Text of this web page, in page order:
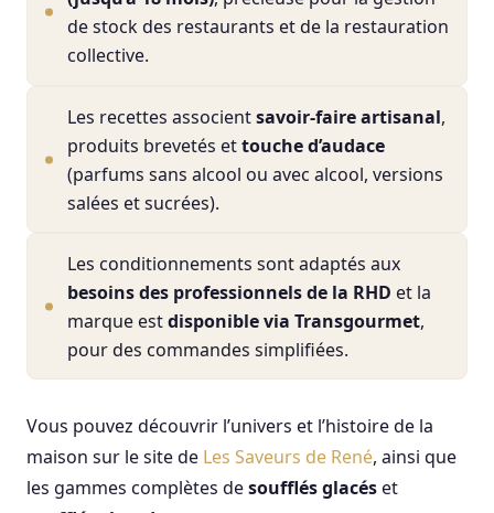
de stock des restaurants et de la restauration
collective.
Les recettes associentsavoir-faire artisanal,
produits brevetés ettouche d’audace
(parfums sans alcool ou avec alcool, versions
salées et sucrées).
Les conditionnements sont adaptés aux
besoins des professionnels de la RHD et la
marque estdisponible via Transgourmet,
pour des commandes simplifiées.
Vous pouvez découvrir l’univers et l’histoire de la
maison sur le site de Les Saveurs de René, ainsi que
les gammes complètes desoufflés glacéset